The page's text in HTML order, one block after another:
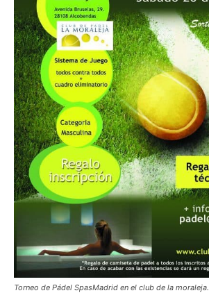
Torneo de Pádel SpasMadrid en el club de la moraleja.